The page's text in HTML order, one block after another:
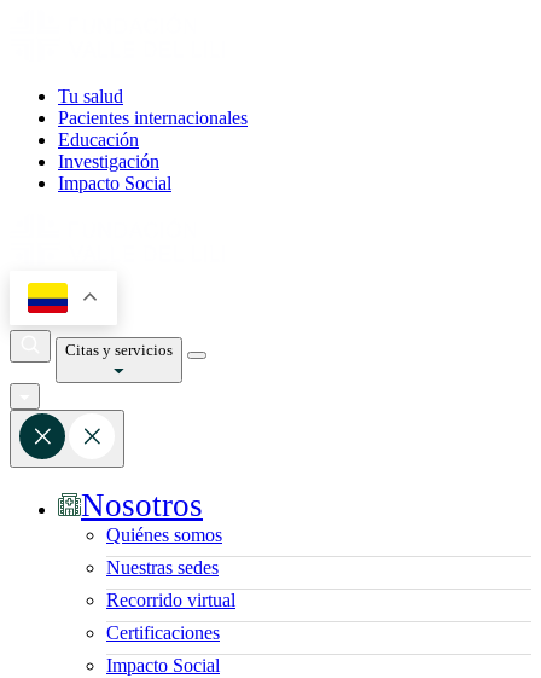
Tu salud
Pacientes internacionales
Educación
Investigación
Impacto Social
Citas y servicios
Nosotros
Quiénes somos
Nuestras sedes
Recorrido virtual
Certificaciones
Impacto Social